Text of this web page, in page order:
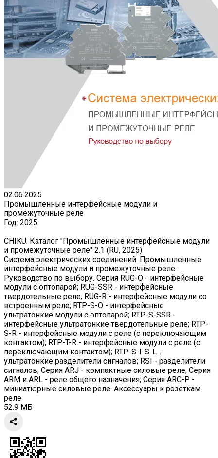
02.06.2025
Промышленные интерфейсные модули и
промежуточные реле
Год: 2025
CHIKU. Каталог "Промышленные интерфейсные модули
и промежуточные реле" 2.1 (RU, 2025)
Система электрических соединений. Промышленные
интерфейсные модули и промежуточные реле.
Руководство по выбору. Серия RUG-O - интерфейсные
модули с оптопарой; RUG-SSR - интерфейсные
твердотельные реле; RUG-R - интерфейсные модули со
встроенным реле; RTP-S-O - интерфейсные
ультратонкие модули с оптопарой; RTP-S-SSR -
интерфейсные ультратонкие твердотельные реле; RTP-
S-R - интерфейсные модули с реле (с переключающим
контактом); RTP-T-R - интерфейсные модули с реле (с
переключающим контактом); RTP-S-I-S-L...-
ультратонкие разделители сигналов; RSI - разделители
сигналов; Серия ARJ - компактные силовые реле; Серия
ARM и ARL - реле общего назначения; Серия ARC-P -
миниатюрные силовые реле. Аксессуары к розеткам
реле
52.9 МБ